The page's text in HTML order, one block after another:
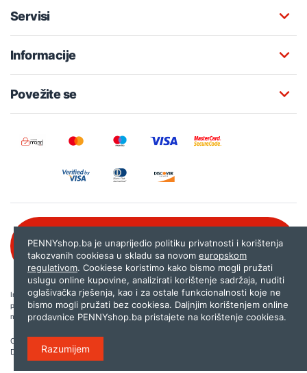
Servisi
Informacije
Povežite se
080 020 261
Internet trgovina PENNYshop.ba nastoji objavljivati samo provjerene i pravilne
podatke. Ako na našoj stranici otkrijete neistinite, odnosno neadekvatne informacije,
molimo vas da nam to javite nashop@pennyplus.com .
Copyright © 2026.
Dizajn i programiranje:
PENNYshop.ba je unaprijedio politiku privatnosti i korištenja
takozvanih cookiesa u skladu sa novom europskom
regulativom. Cookiese koristimo kako bismo mogli pružati
uslugu online kupovine, analizirati korištenje sadržaja, nuditi
oglašivačka rješenja, kao i za ostale funkcionalnosti koje ne
bismo mogli pružati bez cookiesa. Daljnjim korištenjem online
prodavnice PENNYshop.ba pristajete na korištenje cookiesa.
Razumijem